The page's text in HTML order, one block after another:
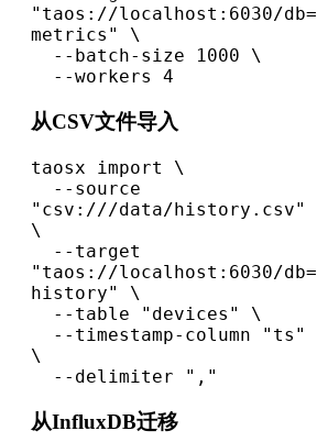
"taos://localhost:6030/db=
metrics" \
  --workers 4
从CSV文件导入
taosx import \
"csv:///data/history.csv"
\
"taos://localhost:6030/db=
history" \
\
  --delimiter ","
从InfluxDB迁移